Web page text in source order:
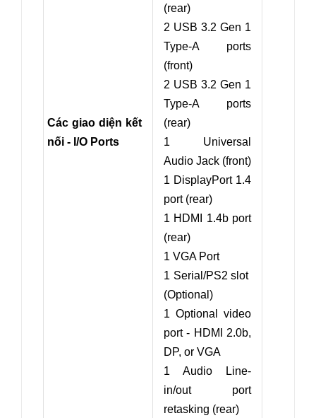
Các giao diện kết
nối - I/O Ports
(rear)
2 USB 3.2 Gen 1
Type-A ports
(front)
2 USB 3.2 Gen 1
Type-A ports
(rear)
1 Universal
Audio Jack (front)
1 DisplayPort 1.4
port (rear)
1 HDMI 1.4b port
(rear)
1 VGA Port
1 Serial/PS2 slot
(Optional)
1 Optional video
port - HDMI 2.0b,
DP, or VGA
1 Audio Line-
in/out port
retasking (rear)